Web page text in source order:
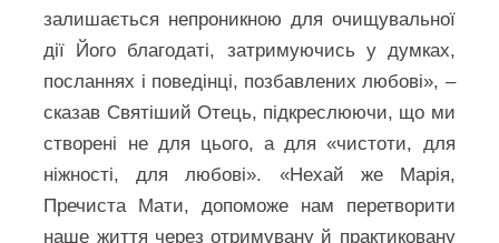
залишається непроникною для очищувальної
дії Його благодаті, затримуючись у думках,
посланнях і поведінці, позбавлених любові», –
сказав Святіший Отець, підкреслюючи, що ми
створені не для цього, а для «чистоти, для
ніжності, для любові». «Нехай же Марія,
Пречиста Мати, допоможе нам перетворити
наше життя через отримувану й практиковану